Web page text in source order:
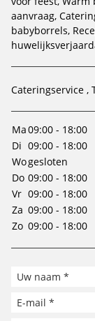
aanvraag
babyborrels
Cateringservice
Ma09:00 - 18:00
Di 09:00 - 18:00
Wogesloten
Do 09:00 - 18:00
Vr 09:00 - 18:00
Za 09:00 - 18:00
Zo 09:00 - 18:00